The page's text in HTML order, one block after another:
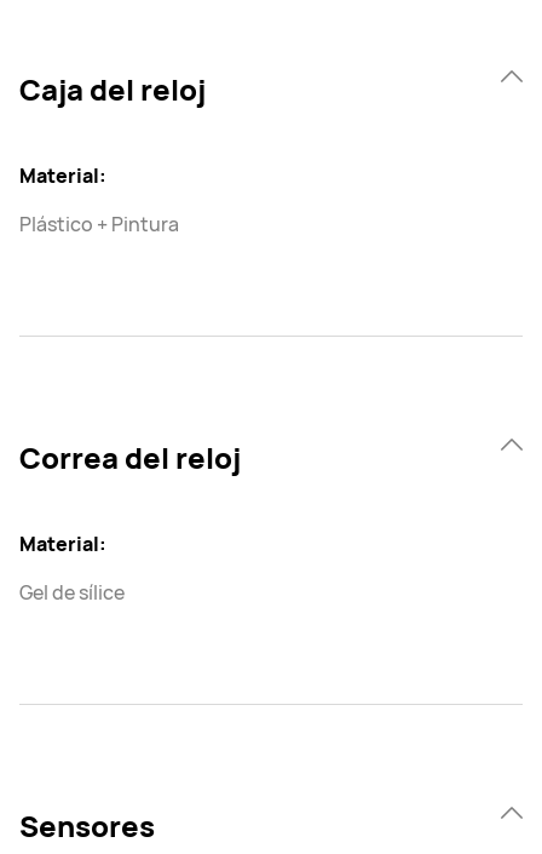
Caja del reloj
Material:
Plástico + Pintura
Correa del reloj
Material:
Gel de sílice
Sensores